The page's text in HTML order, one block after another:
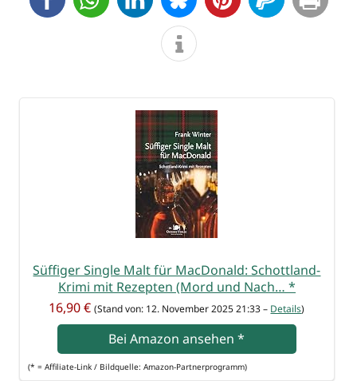
Süf­fi­ger Sin­gle Malt für Mac­Do­nald: Schott­land-
Kri­mi mit Rezep­ten (Mord und Nach… *
16,90 € (Stand von: 12. Novem­ber 2025 21:33 – Details)
Bei Ama­zon anse­hen*
(* = Affi­lia­te-Link / Bild­quel­le: Amazon-Partnerprogramm)